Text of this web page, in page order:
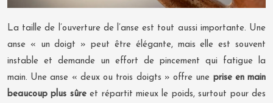
La taille de l’ouverture de l’anse est tout aussi importante. Une
anse « un doigt » peut être élégante, mais elle est souvent
instable et demande un effort de pincement qui fatigue la
main. Une anse « deux ou trois doigts » offre une prise en main
beaucoup plus sûreet répartit mieux le poids, surtout pour des